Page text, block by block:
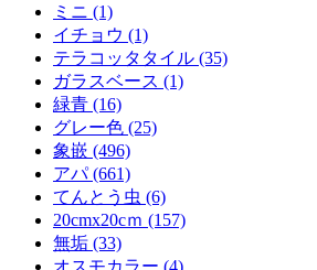
ミニ (1)
イチョウ (1)
テラコッタタイル (35)
ガラスベース (1)
緑青 (16)
グレー色 (25)
象嵌 (496)
アパ (661)
てんとう虫 (6)
20cmx20cｍ (157)
無垢 (33)
オスモカラー (4)